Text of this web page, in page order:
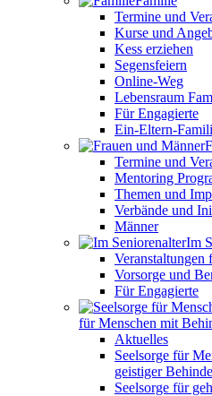
Termine und
Kurse und
Kess erziehen
Segensfeiern
Online-Weg
Lebensraum
Für Engagierte
Ein-Eltern-
Termine und
Mentoring
Themen und
Verbände und
Männer
Im
Veranstaltungen
Vorsorge und
Für Engagierte
für Menschen mit
Aktuelles
Seelsorge für
geistiger
Seelsorge für